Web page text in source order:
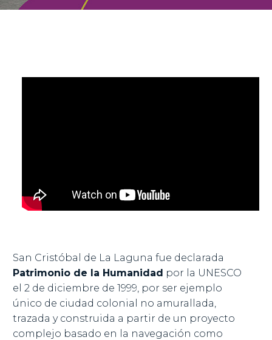
San Cristóbal de La Laguna fue declarada
Patrimonio de la Humanidad por la UNESCO
el 2 de diciembre de 1999, por ser ejemplo
único de ciudad colonial no amurallada,
trazada y construida a partir de un proyecto
complejo basado en la navegación como